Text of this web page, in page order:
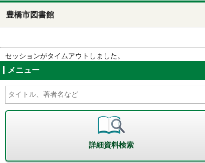
豊橋市図書館
セッションがタイムアウトしました。
メニュー
詳細資料検索